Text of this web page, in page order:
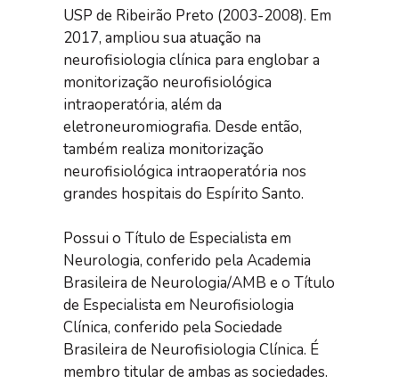
USP de Ribeirão Preto (2003-2008). Em
2017, ampliou sua atuação na
neurofisiologia clínica para englobar a
monitorização neurofisiológica
intraoperatória, além da
eletroneuromiografia. Desde então,
também realiza monitorização
neurofisiológica intraoperatória nos
grandes hospitais do Espírito Santo.
Possui o Título de Especialista em
Neurologia, conferido pela Academia
Brasileira de Neurologia/AMB e o Título
de Especialista em Neurofisiologia
Clínica, conferido pela Sociedade
Brasileira de Neurofisiologia Clínica. É
membro titular de ambas as sociedades.